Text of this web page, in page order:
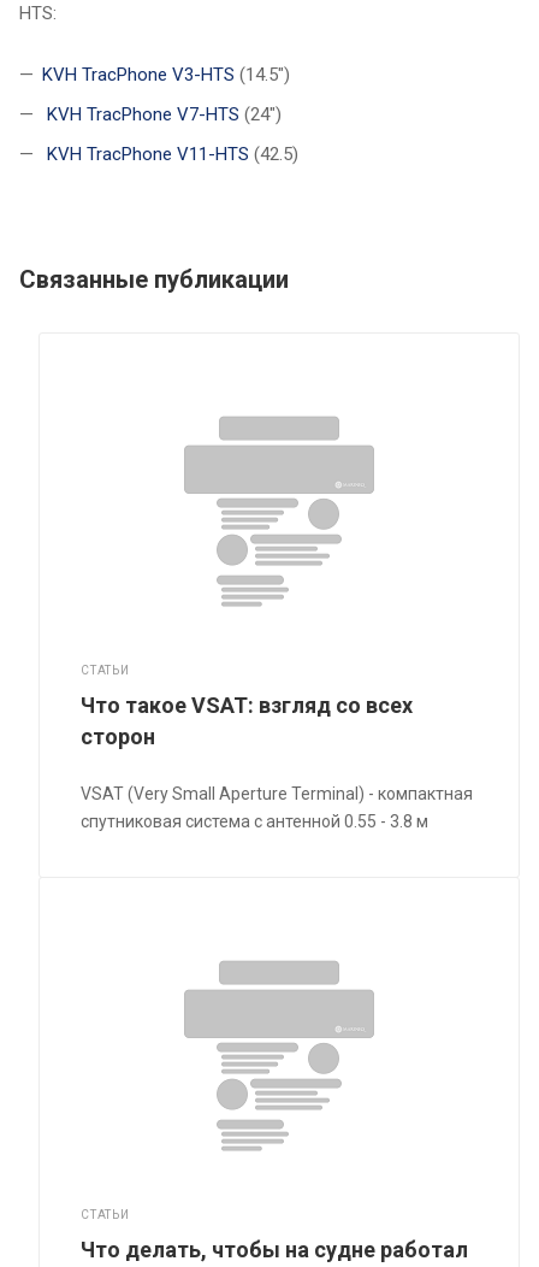
HTS:
KVH TracPhone V3-HTS (14.5")
KVH TracPhone V7-HTS (24")
KVH TracPhone V11-HTS (42.5)
Связанные публикации
СТАТЬИ
Что такое VSAT: взгляд со всех
сторон
VSAT (Very Small Aperture Terminal) - компактная
спутниковая система с антенной 0.55 - 3.8 м
СТАТЬИ
Что делать, чтобы на судне работал